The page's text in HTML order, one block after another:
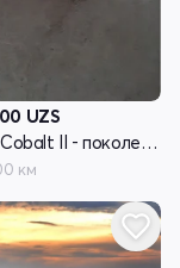
UZS
Chevrolet Cobalt II - поколение рестайлинг
км